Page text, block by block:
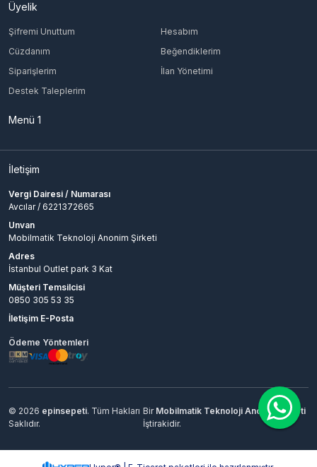
Üyelik
Şifremi Unuttum
Hesabım
Cüzdanım
Beğendiklerim
Siparişlerim
İlan Yönetimi
Destek Taleplerim
Menü 1
İletişim
Vergi Dairesi / Numarası
Avcılar / 6221372665
Unvan
Mobilmatik Teknoloji Anonim Şirketi
Adres
İstanbul Outlet park 3 Kat
Müşteri Temsilcisi
0850 305 53 35
İletişim E-Posta
Ödeme Yöntemleri
© 2026 epinsepeti. Tüm Hakları
Saklıdır.
Bir Mobilmatik Teknoloji Anonim Şirketi
İştirakidir.